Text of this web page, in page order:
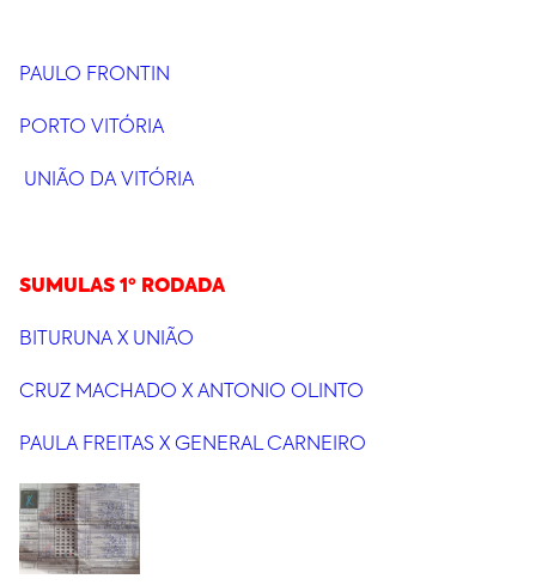
PAULO FRONTIN
PORTO VITÓRIA
UNIÃO DA VITÓRIA
SUMULAS 1º RODADA
BITURUNA X UNIÃO
CRUZ MACHADO X ANTONIO OLINTO
PAULA FREITAS X GENERAL CARNEIRO